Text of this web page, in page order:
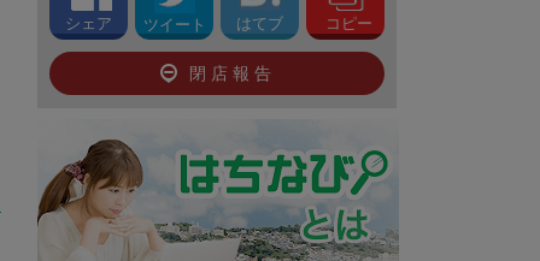
シェア ツイート はてブ コピー
閉店報告